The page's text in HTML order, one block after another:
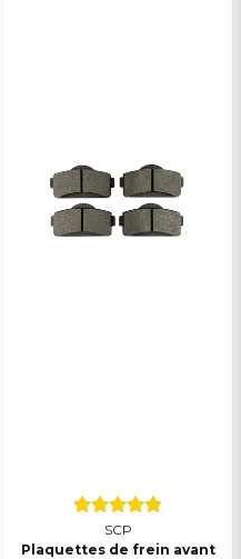
SCP
Plaquettes de frein avant